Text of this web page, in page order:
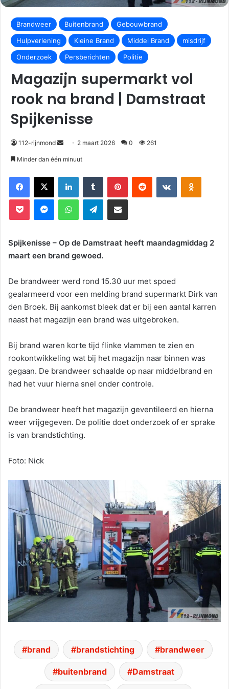
Brandweer Buitenbrand
Gebouwbrand
Hulpverlening
Kleine Brand Middel Brand
misdrijf
Onderzoek
Persberichten Politie
Magazijn supermarkt vol
rook na brand | Damstraat
Spijkenisse
112-rijnmond 2 maart 2026 0 261
Minder dan één minuut
Facebook
X LinkedInTumblr PinterestReddit VKontakteOdnoklassniki
Pocket MessengerWhatsAppTelegramDeel via E-mail
Spijkenisse – Op de Damstraat heeft maandagmiddag 2
maart een brand gewoed.
De brandweer werd rond 15.30 uur met spoed
gealarmeerd voor een melding brand supermarkt Dirk van
den Broek. Bij aankomst bleek dat er bij een aantal karren
naast het magazijn een brand was uitgebroken.
Bij brand waren korte tijd flinke vlammen te zien en
rookontwikkeling wat bij het magazijn naar binnen was
gegaan. De brandweer schaalde op naar middelbrand en
had het vuur hierna snel onder controle.
De brandweer heeft het magazijn geventileerd en hierna
weer vrijgegeven. De politie doet onderzoek of er sprake
is van brandstichting.
Foto: Nick
brand brandstichting brandweer
buitenbrand Damstraat